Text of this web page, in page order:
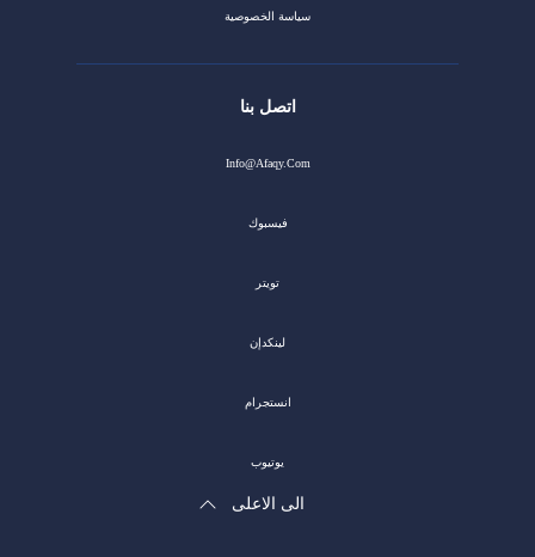
سياسة الخصوصية
اتصل بنا
Info@afaqy.com
فيسبوك
تويتر
لينكدإن
انستجرام
يوتيوب
الى الاعلى